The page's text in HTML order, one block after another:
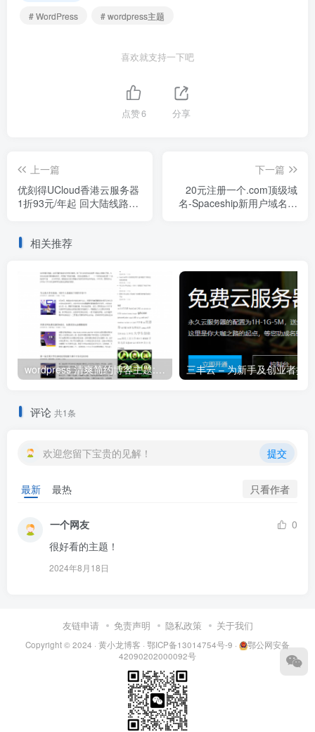
# WordPress
# wordpress主题
喜欢就支持一下吧
点赞6 分享
上一篇
优刻得UCloud香港云服务器
1折93元/年起 回大陆线路优
下一篇
20元注册一个.com顶级域
名-Spaceship新用户域名注
相关推荐
wordpress 清爽简约博客主题:Arbitrary修改版
评论 共1条
欢迎您留下宝贵的见解！ 提交
最新 最热 只看作者
一个网友
0
很好看的主题！
2024年8月18日
友链申请 免责声明 隐私政策 关于我们
Copyright © 2024 ·黄小龙博客 ·鄂ICP备13014754号-9 ·
鄂公网安备
42090202000092号